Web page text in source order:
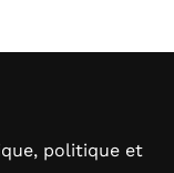
politique et